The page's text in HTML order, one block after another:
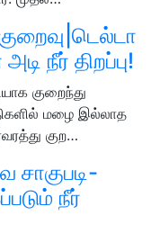
நீர் திறப்பு!
குறைந்து
மழை இல்லாத
குற…
சாகுபடி-
நீர்